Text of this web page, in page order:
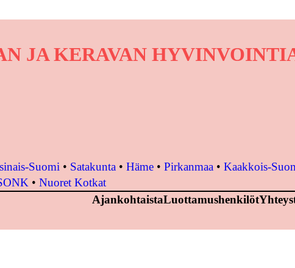
JA KERAVAN
Suomi • Satakunta • Häme • Pirkanmaa • Kaakkois-
• Nuoret Kotkat
AjankohtaistaLuottamushenkilöt